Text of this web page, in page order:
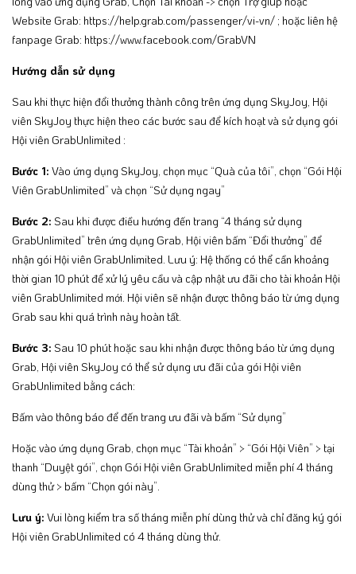
Website Grab: https://help.grab.com/passenger/vi-vn/ ; hoặc liên hệ
fanpage Grab: https://www.facebook.com/GrabVN
Hướng dẫn sử dụng
Sau khi thực hiện đổi thưởng thành công trên ứng dụng SkyJoy, Hội
viên SkyJoy thực hiện theo các bước sau để kích hoạt và sử dụng gói
Hội viên GrabUnlimited :
Bước 1: Vào ứng dụng SkyJoy, chọn mục “Quà của tôi”, chọn “Gói Hội
Viên GrabUnlimited” và chọn “Sử dụng ngay”
Bước 2: Sau khi được điều hướng đến trang “4 tháng sử dụng
GrabUnlimited” trên ứng dụng Grab, Hội viên bấm “Đổi thưởng” để
nhận gói Hội viên GrabUnlimited. Lưu ý: Hệ thống có thể cần khoảng
thời gian 10 phút để xử lý yêu cầu và cập nhật ưu đãi cho tài khoản Hội
viên GrabUnlimited mới. Hội viên sẽ nhận được thông báo từ ứng dụng
Grab sau khi quá trình này hoàn tất.
Bước 3: Sau 10 phút hoặc sau khi nhận được thông báo từ ứng dụng
Grab, Hội viên SkyJoy có thể sử dụng ưu đãi của gói Hội viên
GrabUnlimited bằng cách:
Bấm vào thông báo để đến trang ưu đãi và bấm “Sử dụng”
Hoặc vào ứng dụng Grab, chọn mục “Tài khoản” > “Gói Hội Viên” > tại
thanh “Duyệt gói”, chọn Gói Hội viên GrabUnlimited miễn phí 4 tháng
dùng thử > bấm “Chọn gói này”.
Lưu ý: Vui lòng kiểm tra số tháng miễn phí dùng thử và chỉ đăng ký gói
Hội viên GrabUnlimited có 4 tháng dùng thử.